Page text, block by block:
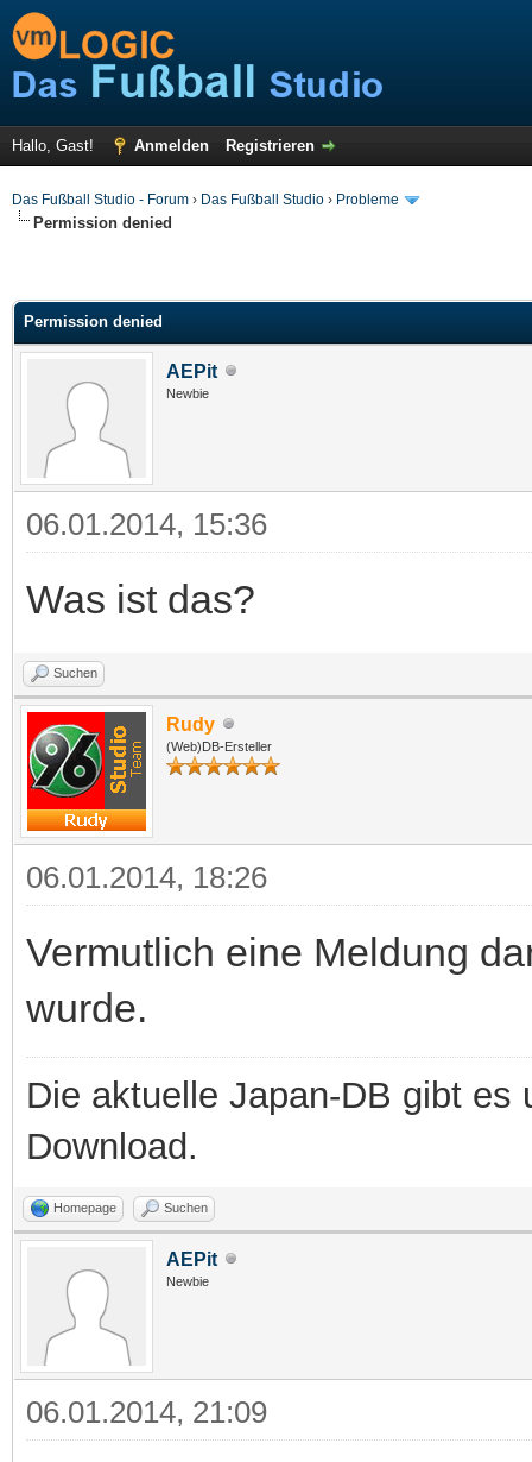
Hallo, Gast! Anmelden Registrieren
Das Fußball Studio - Forum › Das Fußball Studio › Probleme
Permission denied
Permission denied
AEPit
Newbie
06.01.2014, 15:36
Was ist das?
Suchen
Rudy
(Web)DB-Ersteller
06.01.2014, 18:26
Vermutlich eine Meldung
wurde.
Die aktuelle Japan-DB gibt es
Download.
Homepage Suchen
AEPit
Newbie
06.01.2014, 21:09